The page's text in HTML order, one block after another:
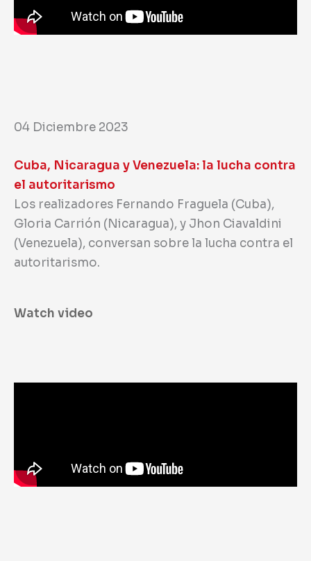
04 Diciembre 2023
Cuba, Nicaragua y Venezuela: la lucha contra
el autoritarismo
Los realizadores Fernando Fraguela (Cuba),
Gloria Carrión (Nicaragua), y Jhon Ciavaldini
(Venezuela), conversan sobre la lucha contra el
autoritarismo.
Watch video